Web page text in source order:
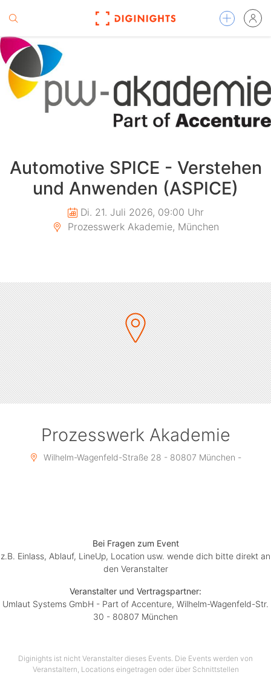
Automotive SPICE - Verstehen
und Anwenden (ASPICE)
Di. 21. Juli 2026, 09:00 Uhr
Prozesswerk Akademie, München
Prozesswerk Akademie
Wilhelm-Wagenfeld-Straße 28 - 80807 München -
Bei Fragen zum Event
z.B. Einlass, Ablauf, LineUp, Location usw. wende dich bitte direkt an
den Veranstalter
Veranstalter und Vertragspartner:
Umlaut Systems GmbH - Part of Accenture, Wilhelm-Wagenfeld-Str.
30 - 80807 München
Diginights ist nicht Veranstalter dieses Events. Die Events werden von
Veranstaltern, Locations eingetragen oder über Schnittstellen